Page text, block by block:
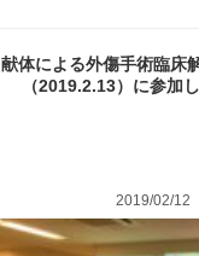
献体による外傷手術臨床
（2019.2.13）に参加
2019/02/12